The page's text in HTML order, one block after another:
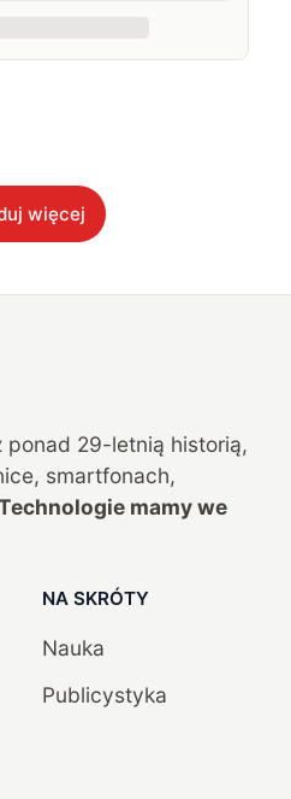
więcej
ponad 29-letnią historią,
smartfonach,
mamy we
NA SKRÓTY
Nauka
Publicystyka